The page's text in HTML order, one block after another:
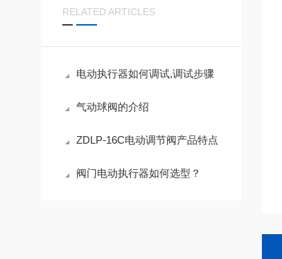
RELATED ARTICLES
电动执行器如何调试,调试步骤
气动球阀的介绍
ZDLP-16C电动调节阀产品特点
阀门电动执行器如何选型？